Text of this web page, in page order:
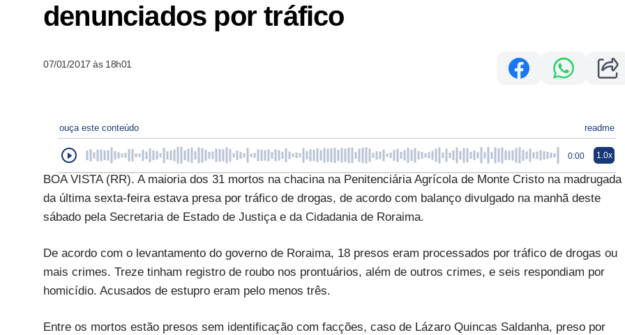
denunciados por tráfico
07/01/2017 às 18h01
ouça este conteúdo readme
0:00 1.0x
BOA VISTA (RR). A maioria dos 31 mortos na chacina na Penitenciária Agrícola de Monte Cristo na madrugada
da última sexta-feira estava presa por tráfico de drogas, de acordo com balanço divulgado na manhã deste
sábado pela Secretaria de Estado de Justiça e da Cidadania de Roraima.
De acordo com o levantamento do governo de Roraima, 18 presos eram processados por tráfico de drogas ou
mais crimes. Treze tinham registro de roubo nos prontuários, além de outros crimes, e seis respondiam por
homicídio. Acusados de estupro eram pelo menos três.
Entre os mortos estão presos sem identificação com facções, caso de Lázaro Quincas Saldanha, preso por